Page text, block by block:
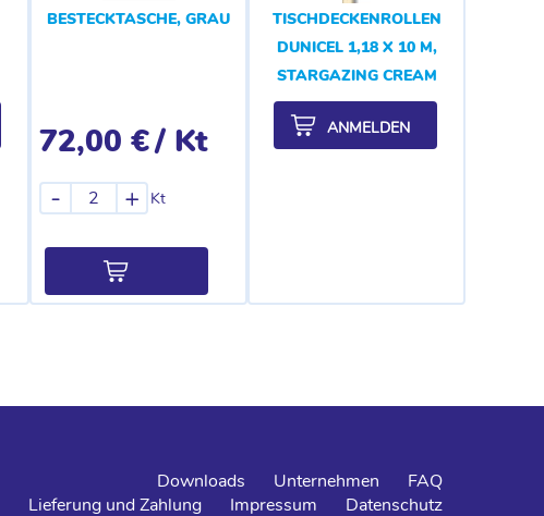
BESTECKTASCHE, GRAU
72,00 €/ Kt
Kt
- +
TISCHDECKENROLLEN
DUNICEL 1,18 X 10 M,
STARGAZING CREAM
ANMELDEN
Downloads Unternehmen
FAQ
Lieferung und Zahlung
Impressum Datenschutz